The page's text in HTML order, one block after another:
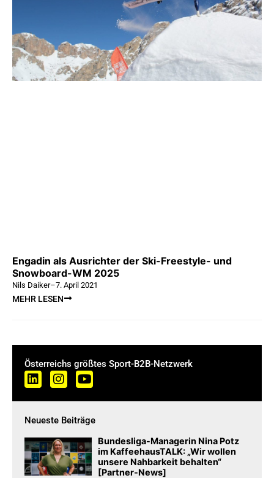
Engadin als Ausrichter der Ski-Freestyle- und
Snowboard-WM 2025
Nils Daiker–7. April 2021
MEHR LESEN
Österreichs größtes Sport-B2B-Netzwerk
Neueste Beiträge
Bundesliga-Managerin Nina Potz
im KaffeehausTALK: „Wir wollen
unsere Nahbarkeit behalten“
[Partner-News]